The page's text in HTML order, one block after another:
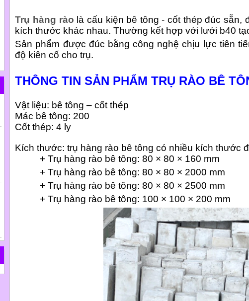
Trụ hàng rào là cấu kiện bê tông - cốt thép đúc sẵn,
kích thước khác nhau. Thường kết hợp với lưới b40
Sản phẩm được đúc bằng công nghệ chịu lực tiên
độ kiên cố cho trụ.
THÔNG TIN SẢN PHẨM TRỤ RÀO BÊ
Vật liệu: bê tông – cốt thép
Mác bê tông: 200
Cốt thép: 4 ly
Kích thước: trụ hàng rào bê tông có nhiều kích thước
+ Trụ hàng rào bê tông: 80 × 80 × 160 mm
+ Trụ hàng rào bê tông: 80 × 80 × 2000 mm
+ Trụ hàng rào bê tông: 80 × 80 × 2500 mm
+ Trụ hàng rào bê tông: 100 × 100 × 200 mm